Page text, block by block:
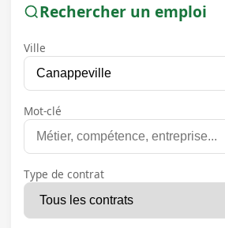
Rechercher un emploi
Ville
Mot-clé
Type de contrat